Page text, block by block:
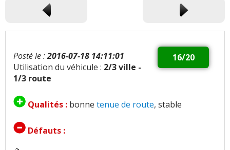
16/20
Posté le :2016-07-18 14:11:01
Utilisation du véhicule : 2/3 ville -
1/3 route
Qualités : bonne tenue de route, stable
Défauts :